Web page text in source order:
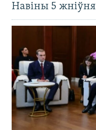
Навіны 5 жніўня